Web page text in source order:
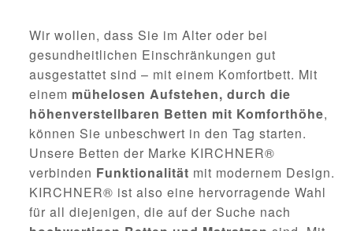
Wir wollen, dass Sie im Alter oder bei
gesundheitlichen Einschränkungen gut
ausgestattet sind – mit einem Komfortbett. Mit
einem mühelosen Aufstehen, durch die
höhenverstellbaren Betten mit Komforthöhe,
können Sie unbeschwert in den Tag starten.
Unsere Betten der Marke KIRCHNER®
verbinden Funktionalität mit modernem Design.
KIRCHNER® ist also eine hervorragende Wahl
für all diejenigen, die auf der Suche nach